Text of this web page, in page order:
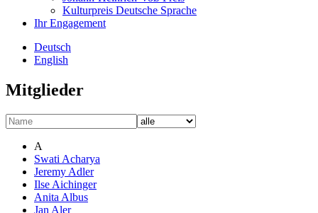
Kulturpreis Deutsche Sprache
Ihr Engagement
Deutsch
English
Mitglieder
A
Swati Acharya
Jeremy Adler
Ilse Aichinger
Anita Albus
Jan Aler